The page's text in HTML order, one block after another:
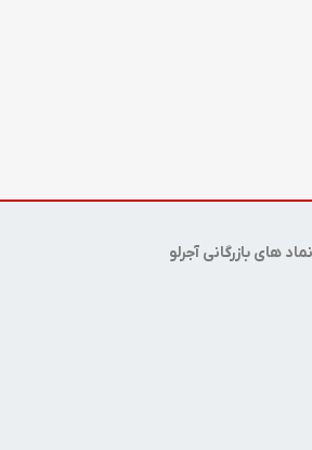
نماد های بازرگانی آجرلو